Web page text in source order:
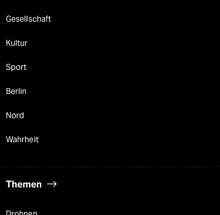
Gesellschaft
Kultur
Sport
Berlin
Nord
Wahrheit
Themen